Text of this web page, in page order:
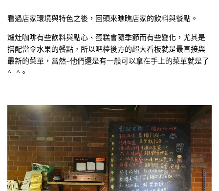
看過店家環境與特色之後，回頭來瞧瞧店家的飲料與餐點。
爐灶咖啡有些飲料與點心、蛋糕會隨季節而有些變化，尤其是
搭配當令水果的餐點，所以吧檯後方的超大看板就是最直接與
最新的菜單，當然~他們還是有一般可以拿在手上的菜單就是了
^_^。